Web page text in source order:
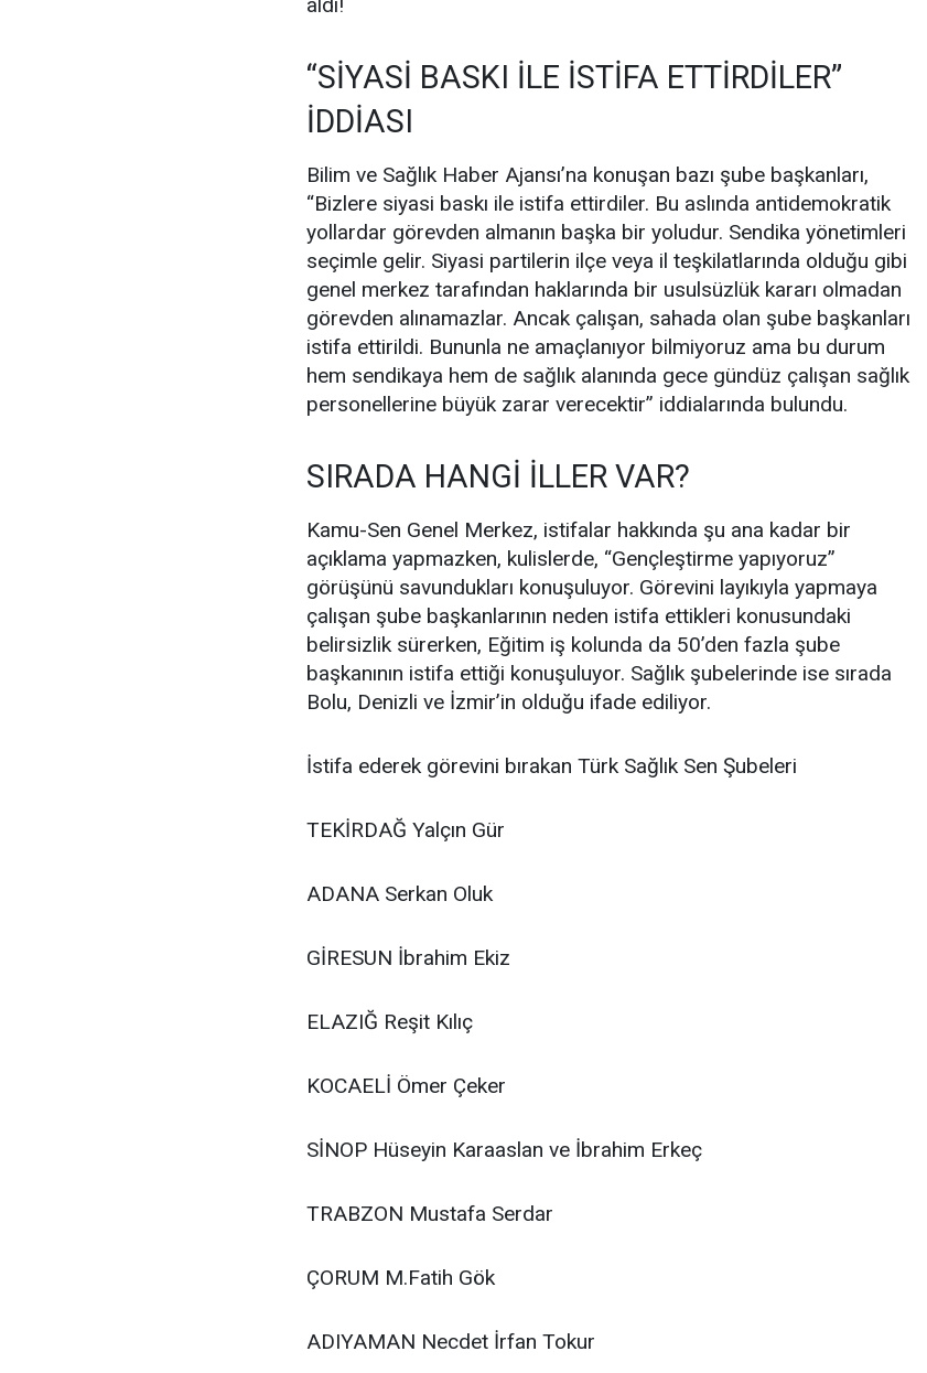
“SİYASİ BASKI İLE İSTİFA ETTİRDİLER”
İDDİASI
Bilim ve Sağlık Haber Ajansı’na konuşan bazı şube başkanları,
“Bizlere siyasi baskı ile istifa ettirdiler. Bu aslında antidemokratik
yollardar görevden almanın başka bir yoludur. Sendika yönetimleri
seçimle gelir. Siyasi partilerin ilçe veya il teşkilatlarında olduğu gibi
genel merkez tarafından haklarında bir usulsüzlük kararı olmadan
görevden alınamazlar. Ancak çalışan, sahada olan şube başkanları
istifa ettirildi. Bununla ne amaçlanıyor bilmiyoruz ama bu durum
hem sendikaya hem de sağlık alanında gece gündüz çalışan sağlık
personellerine büyük zarar verecektir” iddialarında bulundu.
SIRADA HANGİ İLLER VAR?
Kamu-Sen Genel Merkez, istifalar hakkında şu ana kadar bir
açıklama yapmazken, kulislerde, “Gençleştirme yapıyoruz”
görüşünü savundukları konuşuluyor. Görevini layıkıyla yapmaya
çalışan şube başkanlarının neden istifa ettikleri konusundaki
belirsizlik sürerken, Eğitim iş kolunda da 50’den fazla şube
başkanının istifa ettiği konuşuluyor. Sağlık şubelerinde ise sırada
Bolu, Denizli ve İzmir’in olduğu ifade ediliyor.
İstifa ederek görevini bırakan Türk Sağlık Sen Şubeleri
TEKİRDAĞ Yalçın Gür
ADANA Serkan Oluk
GİRESUN İbrahim Ekiz
ELAZIĞ Reşit Kılıç
KOCAELİ Ömer Çeker
SİNOP Hüseyin Karaaslan ve İbrahim Erkeç
TRABZON Mustafa Serdar
ÇORUM M.Fatih Gök
ADIYAMAN Necdet İrfan Tokur